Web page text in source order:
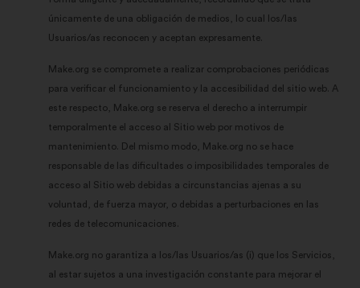
únicamente de una obligación de medios, lo cual los/las
Usuarios/as reconocen y aceptan expresamente.
Make.org se compromete a realizar comprobaciones periódicas
para verificar el funcionamiento y la accesibilidad del sitio web. A
este respecto, Make.org se reserva el derecho a interrumpir
temporalmente el acceso al Sitio web por motivos de
mantenimiento. Del mismo modo, Make.org no se hace
responsable de las dificultades o imposibilidades temporales de
acceso al Sitio web debidas a circunstancias ajenas a su
voluntad, de fuerza mayor, o debidas a perturbaciones en las
redes de telecomunicaciones.
Make.org no garantiza a los/las Usuarios/as (i) que los Servicios,
al estar sujetos a una investigación constante para mejorar el